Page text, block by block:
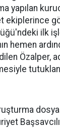
yapılan
ekiplerince
ilk
hemen
Özalper,